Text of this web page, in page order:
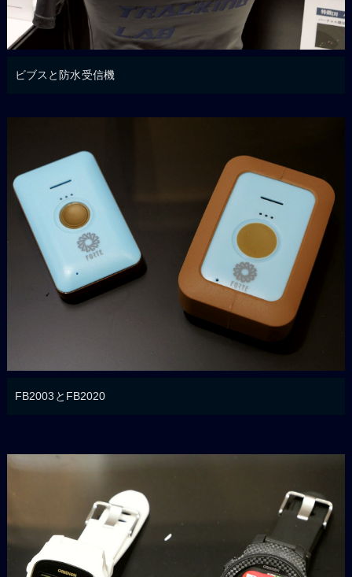
ビブスと防水受信機
FB2003とFB2020